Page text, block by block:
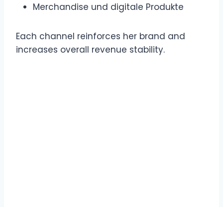
Merchandise und digitale Produkte
Each channel reinforces her brand and
increases overall revenue stability.